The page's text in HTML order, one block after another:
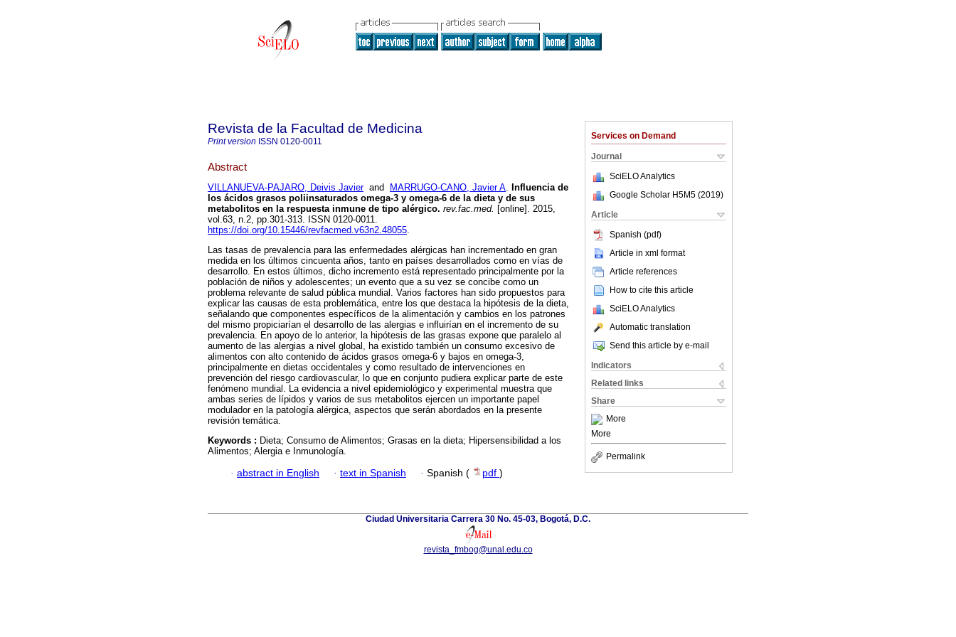
Services on Demand
Journal
SciELO Analytics
Google Scholar H5M5 (2019)
Article
Spanish (pdf)
Article in xml format
Article references
How to cite this article
SciELO Analytics
Automatic translation
Send this article by e-mail
Indicators
Related links
Share
More
More
Permalink
Revista de la Facultad de Medicina
Print version ISSN 0120-0011
Abstract
VILLANUEVA-PAJARO, Deivis Javierand MARRUGO-CANO, Javier A. Influencia de
los ácidos grasos poliinsaturados omega-3 y omega-6 de la dieta y de sus
metabolitos en la respuesta inmune de tipo alérgico. rev.fac.med. [online]. 2015,
vol.63, n.2, pp.301-313. ISSN 0120-0011.
https://doi.org/10.15446/revfacmed.v63n2.48055.
Las tasas de prevalencia para las enfermedades alérgicas han incrementado en gran
medida en los últimos cincuenta años, tanto en países desarrollados como en vías de
desarrollo. En estos últimos, dicho incremento está representado principalmente por la
población de niños y adolescentes; un evento que a su vez se concibe como un
problema relevante de salud pública mundial. Varios factores han sido propuestos para
explicar las causas de esta problemática, entre los que destaca la hipótesis de la dieta,
señalando que componentes específicos de la alimentación y cambios en los patrones
del mismo propiciarían el desarrollo de las alergias e influirían en el incremento de su
prevalencia. En apoyo de lo anterior, la hipótesis de las grasas expone que paralelo al
aumento de las alergias a nivel global, ha existido también un consumo excesivo de
alimentos con alto contenido de ácidos grasos omega-6 y bajos en omega-3,
principalmente en dietas occidentales y como resultado de intervenciones en
prevención del riesgo cardiovascular, lo que en conjunto pudiera explicar parte de este
fenómeno mundial. La evidencia a nivel epidemiológico y experimental muestra que
ambas series de lípidos y varios de sus metabolitos ejercen un importante papel
modulador en la patología alérgica, aspectos que serán abordados en la presente
revisión temática.
Keywords : Dieta; Consumo de Alimentos; Grasas en la dieta; Hipersensibilidad a los
Alimentos; Alergia e Inmunología.
· abstract in English · text in Spanish · Spanish ( pdf )
Ciudad Universitaria Carrera 30 No. 45-03, Bogotá, D.C.
revista_fmbog@unal.edu.co